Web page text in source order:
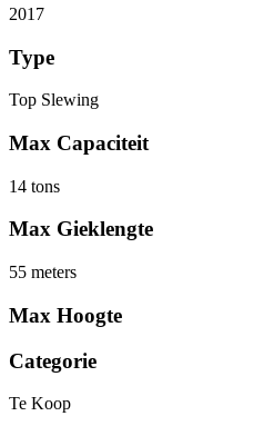
2017
Type
Top Slewing
Max Capaciteit
14 tons
Max Gieklengte
55 meters
Max Hoogte
Categorie
Te Koop